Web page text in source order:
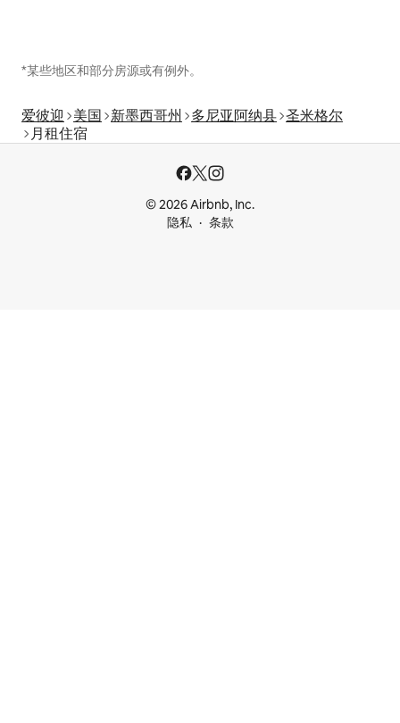
*某些地区和部分房源或有例外。
爱彼迎 美国 新墨西哥州 多尼亚阿纳县 圣米格尔
月租住宿
© 2026 Airbnb, Inc.
隐私
条款